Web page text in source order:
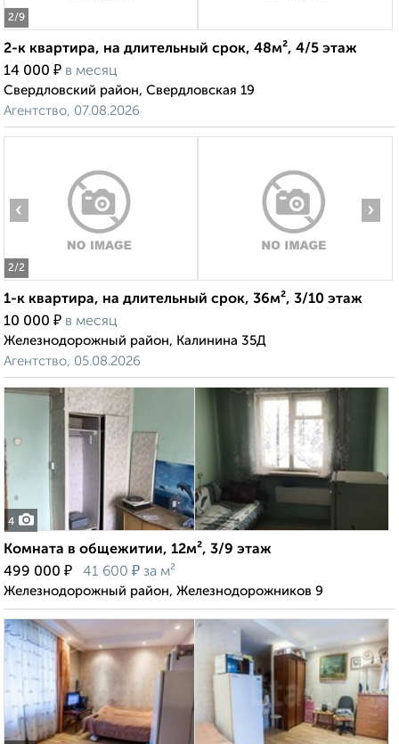
2/9
2-к квартира, на длительный срок, 48м², 4/5 этаж
14 000 ₽ в месяц
Свердловский район, Свердловская 19
Агентство, 07.08.2026
2/2
‹ ›
1-к квартира, на длительный срок, 36м², 3/10 этаж
10 000 ₽ в месяц
Железнодорожный район, Калинина 35Д
Агентство, 05.08.2026
4
Комната в общежитии, 12м², 3/9 этаж
499 000 ₽ 41 600 ₽ за м²
Железнодорожный район, Железнодорожников 9